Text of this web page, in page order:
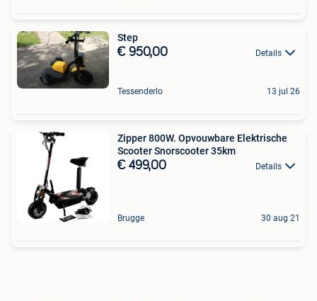
Step
€ 950,00 Details
Tessenderlo 13 jul 26
Zipper 800W. Opvouwbare Elektrische
Scooter Snorscooter 35km
€ 499,00 Details
Brugge 30 aug 21